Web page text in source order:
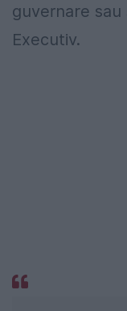
guvernare
Executiv.